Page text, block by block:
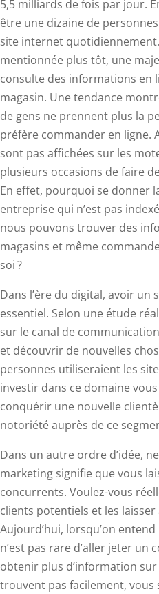
5,5 milliards de fois par jour.
être une dizaine de
site internet
mentionnée plus tôt, une
consulte des informations en
magasin. Une tendance
de gens ne prennent plus la
préfère commander en ligne.
sont pas affichées sur les
plusieurs occasions de faire
En effet, pourquoi se donner
entreprise qui n’est pas
nous pouvons trouver des
magasins et même
soi ?
Dans l’ère du digital, avoir
essentiel. Selon une étude
sur le canal de
et découvrir de nouvelles
personnes utiliseraient les
investir dans ce domaine
conquérir une nouvelle
notoriété auprès de ce
Dans un autre ordre d’idée,
marketing signifie que vous
concurrents. Voulez-vous
clients potentiels et les
Aujourd’hui, lorsqu’on
n’est pas rare d’aller jeter un
obtenir plus d’information sur
trouvent pas facilement,